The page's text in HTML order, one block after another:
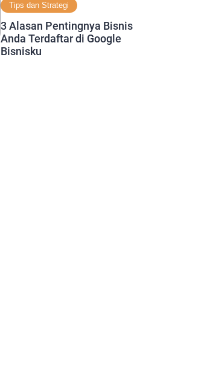
Tips dan Strategi
3 Alasan Pentingnya Bisnis
Anda Terdaftar di Google
Bisnisku